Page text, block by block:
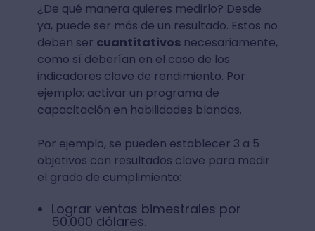
¿De qué manera quieres medirlo? Desde
ya, puede ser más de un resultado. Estos no
deben ser cuantitativosnecesariamente,
como sí deberían en el caso de los
indicadores clave de rendimiento. Por
ejemplo: activar un programa de
capacitación en habilidades blandas.
Por ejemplo, se pueden establecer 3 a 5
objetivos con resultados clave para medir
el grado de cumplimiento:
Lograr ventas bimestrales por
50.000 dólares.